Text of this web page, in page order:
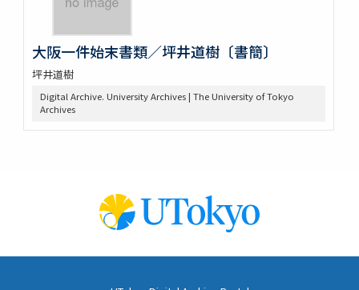
大阪一件始末書類／坪井道樹〔書簡〕
坪井道樹
Digital Archive. University Archives | The University of Tokyo
Archives